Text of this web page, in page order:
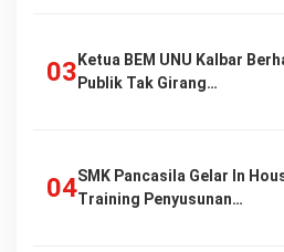
Ketua BEM UNU Kalbar
Publik Tak Girang…
SMK Pancasila Gelar In
Training Penyusunan…